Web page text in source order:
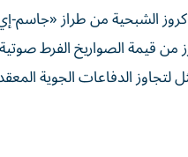
الشبحية من طراز «جاسم-إي
من قيمة الصواريخ الفرط
الدفاعات الجوية